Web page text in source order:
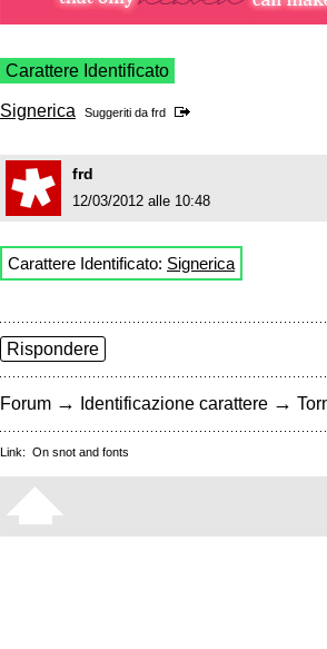
Carattere Identificato
Signerica Suggeriti da frd
frd
12/03/2012 alle 10:48
Carattere Identificato: Signerica
Rispondere
Forum → Identificazione carattere →
Link: On snot and fonts